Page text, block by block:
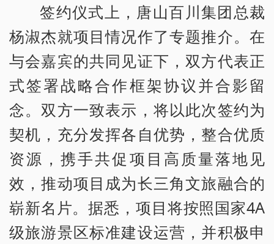
签约仪式上，唐山百川集团总裁
杨淑杰就项目情况作了专题推介。在
与会嘉宾的共同见证下，双方代表正
式签署战略合作框架协议并合影留
念。双方一致表示，将以此次签约为
契机，充分发挥各自优势，整合优质
资源，携手共促项目高质量落地见
效，推动项目成为长三角文旅融合的
崭新名片。据悉，项目将按照国家4A
级旅游景区标准建设运营，并积极申